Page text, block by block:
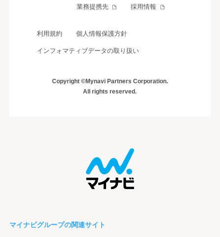
業務提携先 採用情報
利用規約 個人情報保護方針
インフォマティブデータの取り扱い
Copyright ©Mynavi Partners Corporation.
All rights reserved.
マイナビグループの関連サイト